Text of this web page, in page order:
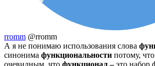
rromm @rromm
А я не понимаю использования слова
синонима функциональности потому,